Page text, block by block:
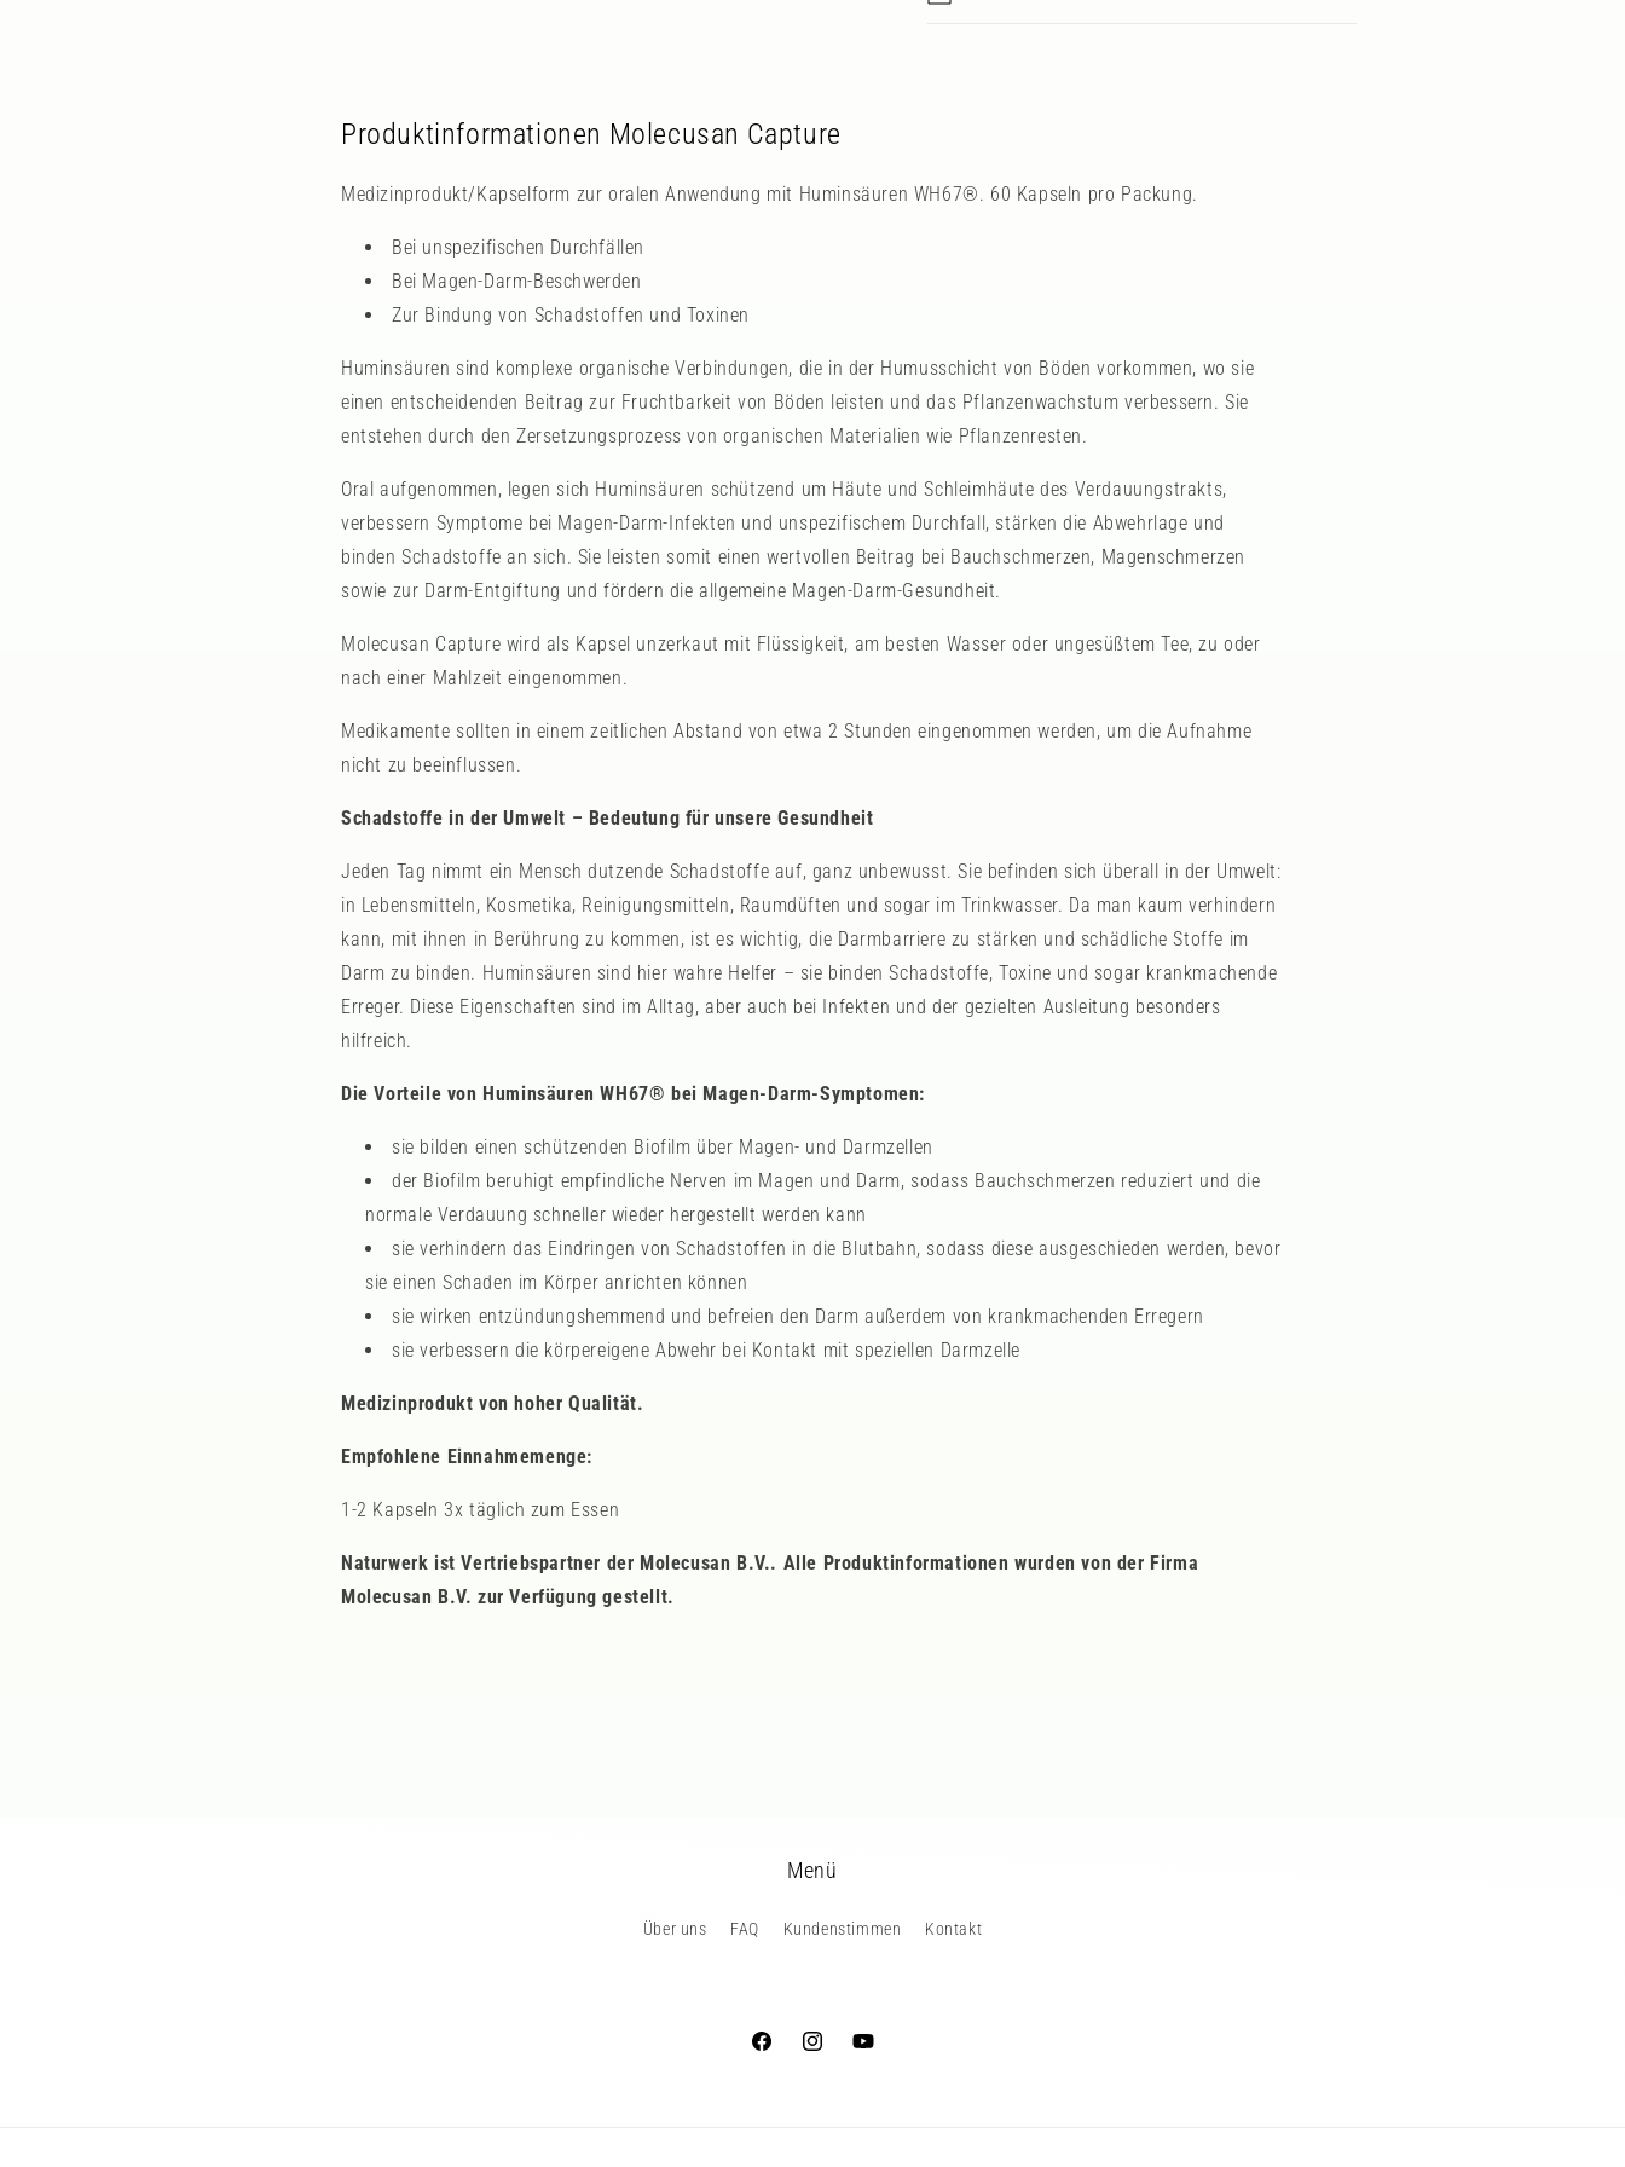
Produktinformationen Molecusan Capture
Medizinprodukt/Kapselform zur oralen Anwendung mit Huminsäuren WH67®. 60 Kapseln pro Packung.
Bei unspezifischen Durchfällen
Bei Magen-Darm-Beschwerden
Zur Bindung von Schadstoffen und Toxinen
Huminsäuren sind komplexe organische Verbindungen, die in der Humusschicht von Böden vorkommen, wo sie
einen entscheidenden Beitrag zur Fruchtbarkeit von Böden leisten und das Pflanzenwachstum verbessern. Sie
entstehen durch den Zersetzungsprozess von organischen Materialien wie Pflanzenresten.
Oral aufgenommen, legen sich Huminsäuren schützend um Häute und Schleimhäute des Verdauungstrakts,
verbessern Symptome bei Magen-Darm-Infekten und unspezifischem Durchfall, stärken die Abwehrlage und
binden Schadstoffe an sich. Sie leisten somit einen wertvollen Beitrag bei Bauchschmerzen, Magenschmerzen
sowie zur Darm-Entgiftung und fördern die allgemeine Magen-Darm-Gesundheit.
Molecusan Capture wird als Kapsel unzerkaut mit Flüssigkeit, am besten Wasser oder ungesüßtem Tee, zu oder
nach einer Mahlzeit eingenommen.
Medikamente sollten in einem zeitlichen Abstand von etwa 2 Stunden eingenommen werden, um die Aufnahme
nicht zu beeinflussen.
Schadstoffe in der Umwelt – Bedeutung für unsere Gesundheit
Jeden Tag nimmt ein Mensch dutzende Schadstoffe auf, ganz unbewusst. Sie befinden sich überall in der Umwelt:
in Lebensmitteln, Kosmetika, Reinigungsmitteln, Raumdüften und sogar im Trinkwasser. Da man kaum verhindern
kann, mit ihnen in Berührung zu kommen, ist es wichtig, die Darmbarriere zu stärken und schädliche Stoffe im
Darm zu binden. Huminsäuren sind hier wahre Helfer – sie binden Schadstoffe, Toxine und sogar krankmachende
Erreger. Diese Eigenschaften sind im Alltag, aber auch bei Infekten und der gezielten Ausleitung besonders
hilfreich.
Die Vorteile von Huminsäuren WH67® bei Magen-Darm-Symptomen:
sie bilden einen schützenden Biofilm über Magen- und Darmzellen
der Biofilm beruhigt empfindliche Nerven im Magen und Darm, sodass Bauchschmerzen reduziert und die
normale Verdauung schneller wieder hergestellt werden kann
sie verhindern das Eindringen von Schadstoffen in die Blutbahn, sodass diese ausgeschieden werden, bevor
sie einen Schaden im Körper anrichten können
sie wirken entzündungshemmend und befreien den Darm außerdem von krankmachenden Erregern
sie verbessern die körpereigene Abwehr bei Kontakt mit speziellen Darmzelle
Medizinprodukt von hoher Qualität.
Empfohlene Einnahmemenge:
1-2 Kapseln 3x täglich zum Essen
Naturwerk ist Vertriebspartner der Molecusan B.V.. Alle Produktinformationen wurden von der Firma
Molecusan B.V. zur Verfügung gestellt.
Menü
Über uns FAQ Kundenstimmen Kontakt
FacebookInstagramYouTube